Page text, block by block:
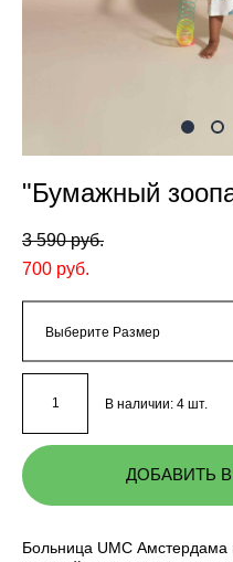
"Бумажный
3 590 pуб.
700 pуб.
Выберите Размер
В наличии: 4 шт.
ДОБАВИТЬ
Больница UMC Амстердама